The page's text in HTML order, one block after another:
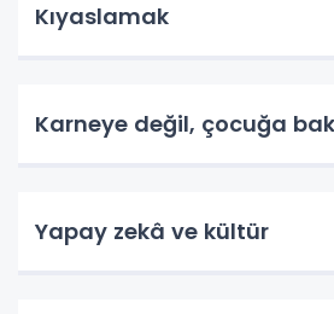
Kıyaslamak
Karneye değil, çocuğa
Yapay zekâ ve kültür